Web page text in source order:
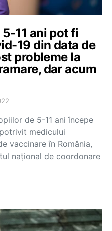
5-11 ani pot fi
19 din data de
probleme la
dar acum
de 5-11 ani începe
medicului
vaccinare în România,
național de coordonare